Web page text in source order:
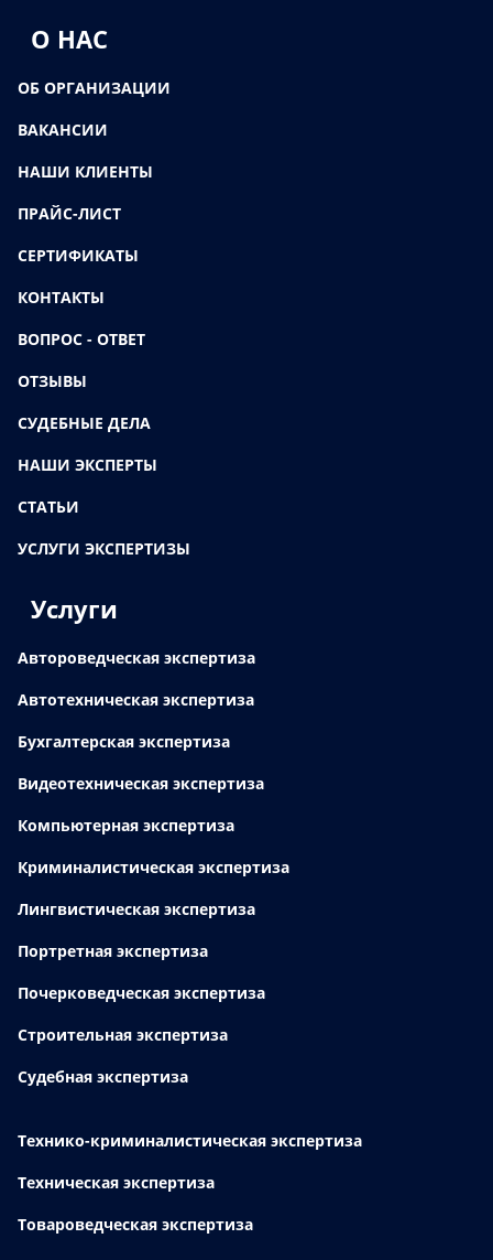
О НАС
ОБ ОРГАНИЗАЦИИ
ВАКАНСИИ
НАШИ КЛИЕНТЫ
ПРАЙС-ЛИСТ
СЕРТИФИКАТЫ
КОНТАКТЫ
ВОПРОС - ОТВЕТ
ОТЗЫВЫ
СУДЕБНЫЕ ДЕЛА
НАШИ ЭКСПЕРТЫ
СТАТЬИ
УСЛУГИ ЭКСПЕРТИЗЫ
Услуги
Автороведческая экспертиза
Автотехническая экспертиза
Бухгалтерская экспертиза
Видеотехническая экспертиза
Компьютерная экспертиза
Криминалистическая экспертиза
Лингвистическая экспертиза
Портретная экспертиза
Почерковедческая экспертиза
Строительная экспертиза
Судебная экспертиза
Технико-криминалистическая экспертиза
Техническая экспертиза
Товароведческая экспертиза